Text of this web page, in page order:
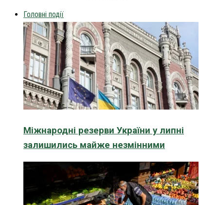
Головні події
Міжнародні резерви України у липні
залишились майже незмінними